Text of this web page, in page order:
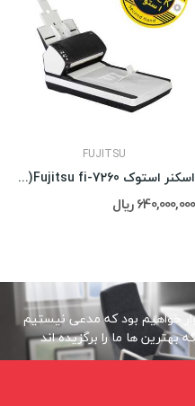
FUJITSU
اسکنر استوک Fujitsu fi-7260(در حد)
640,000,000 ریال
خواهیم بود که مدعی نیستیم
بهترین ها ما را برگزیده اند